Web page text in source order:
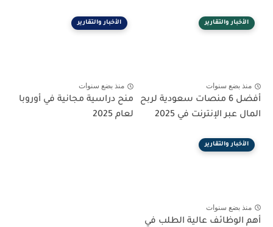
الأخبار والتقارير
منذ بضع سنوات
أفضل 6 منصات سعودية لربح
المال عبر الإنترنت في 2025
الأخبار والتقارير
منذ بضع سنوات
منح دراسية مجانية في أوروبا
لعام 2025
الأخبار والتقارير
منذ بضع سنوات
أهم الوظائف عالية الطلب في